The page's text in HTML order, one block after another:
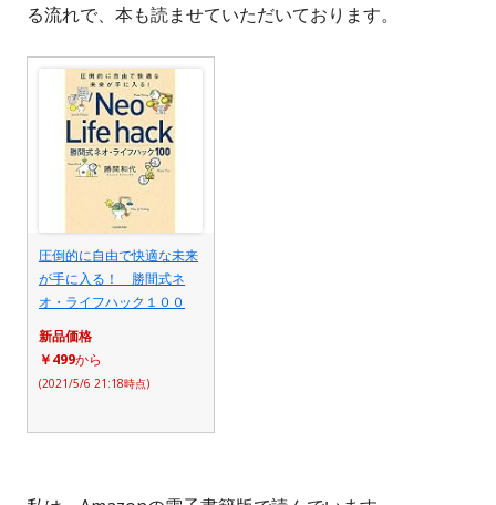
る流れで、本も読ませていただいております。
圧倒的に自由で快適な未来
が手に入る！ 勝間式ネ
オ・ライフハック１００
新品価格
￥499から
(2021/5/6 21:18時点)